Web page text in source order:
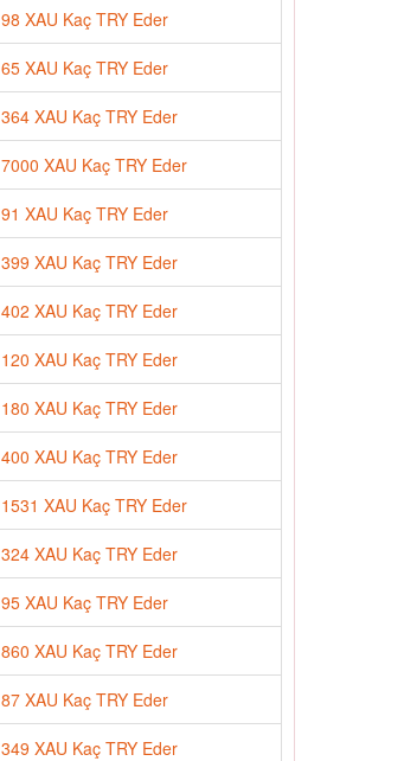
98 XAU Kaç TRY Eder
65 XAU Kaç TRY Eder
364 XAU Kaç TRY Eder
7000 XAU Kaç TRY Eder
91 XAU Kaç TRY Eder
399 XAU Kaç TRY Eder
402 XAU Kaç TRY Eder
120 XAU Kaç TRY Eder
180 XAU Kaç TRY Eder
400 XAU Kaç TRY Eder
1531 XAU Kaç TRY Eder
324 XAU Kaç TRY Eder
95 XAU Kaç TRY Eder
860 XAU Kaç TRY Eder
87 XAU Kaç TRY Eder
349 XAU Kaç TRY Eder